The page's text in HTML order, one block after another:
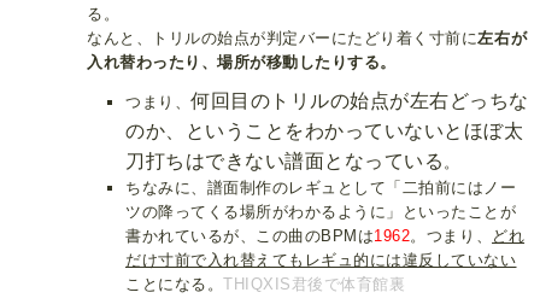
る。
なんと、トリルの始点が判定バーにたどり着く寸前に左右が
入れ替わったり、場所が移動したりする。
つまり、何回目のトリルの始点が左右どっちな
のか、ということをわかっていないとほぼ太
刀打ちはできない譜面となっている 。
ちなみに、譜面制作のレギュとして「二拍前にはノー
ツの降ってくる場所がわかるように」といったことが
書かれているが、この曲のBPMは1962。つまり、
どれ
だけ寸前で入れ替えてもレギュ的には違反していない
ことになる。THIQXIS君後で体育館裏